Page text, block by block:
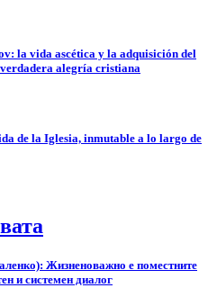
la vida ascética y la adquisición del
alegría cristiana
de la Iglesia, inmutable a lo largo de
Жизненоважно е поместните
и системен диалог